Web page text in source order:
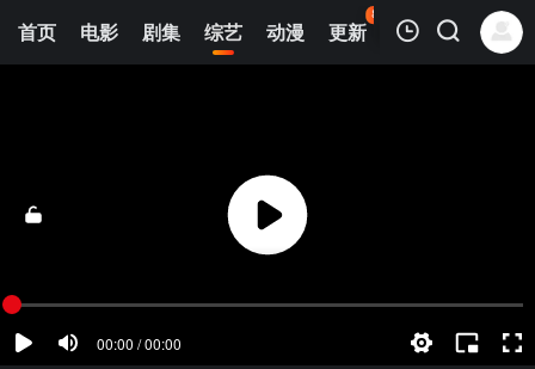
首页 电影 剧集 综艺 动漫 更新
87
热榜 APP
清空